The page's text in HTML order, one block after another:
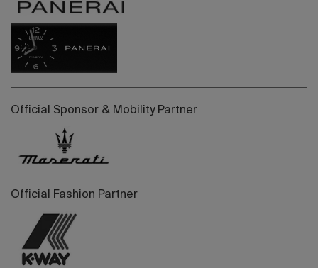
Official Sponsor & Mobility Partner
Official Fashion Partner